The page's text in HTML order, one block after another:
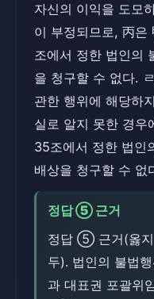
자신의 이익을 도모
이 부정되므로, 丙은
조에서 정한 법인의
을 청구할 수 없다.
관한 행위에 해당하
실로 알지 못한 경우
35조에서 정한 법인
배상을 청구할 수 없
정답 ⑤ 근거
정답 ⑤ 근거(옳지
두). 법인의 불법
과 대표권 포괄위